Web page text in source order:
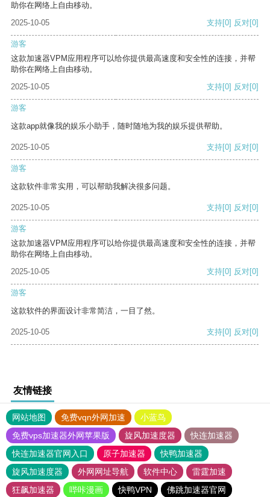
助你在网络上自由移动。
2025-10-05
支持[0] 反对[0]
游客
这款加速器VPM应用程序可以给你提供最高速度和安全性的连接，并帮
助你在网络上自由移动。
2025-10-05
支持[0] 反对[0]
游客
这款app就像我的娱乐小助手，随时随地为我的娱乐提供帮助。
2025-10-05 支持[0] 反对[0]
游客
这款软件非常实用，可以帮助我解决很多问题。
2025-10-05 支持[0] 反对[0]
游客
这款加速器VPM应用程序可以给你提供最高速度和安全性的连接，并帮
助你在网络上自由移动。
2025-10-05
支持[0] 反对[0]
游客
这款软件的界面设计非常简洁，一目了然。
2025-10-05 支持[0] 反对[0]
友情链接
网站地图 免费vqn外网加速
小蓝鸟
免费vps加速器外网苹果版
旋风加速度器
快连加速器
快连加速器官网入口
原子加速器
快鸭加速器
旋风加速度器
外网网址导航 软件中心
雷霆加速
狂飙加速器
哔咔漫画 快鸭VPN 佛跳加速器官网